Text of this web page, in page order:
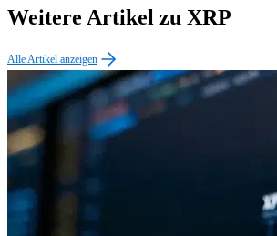
Weitere Artikel zu XRP
Alle Artikel anzeigen